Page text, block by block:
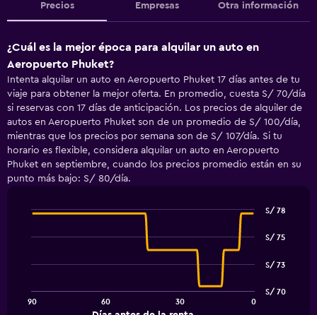
Precios Empresas Otra información
¿Cuál es la mejor época para alquilar un auto en
Aeropuerto Phuket?
Intenta alquilar un auto en Aeropuerto Phuket 17 días antes de tu
viaje para obtener la mejor oferta. En promedio, cuesta S/ 70/día
si reservas con 17 días de anticipación. Los precios de alquiler de
autos en Aeropuerto Phuket son de un promedio de S/ 100/día,
mientras que los precios por semana son de S/ 107/día. Si tu
horario es flexible, considera alquilar un auto en Aeropuerto
Phuket en septiembre, cuando los precios promedio están en su
punto más bajo: S/ 80/día.
chart
The
90 60 30 0
S/ 70
S/ 73
S/ 75
S/ 78